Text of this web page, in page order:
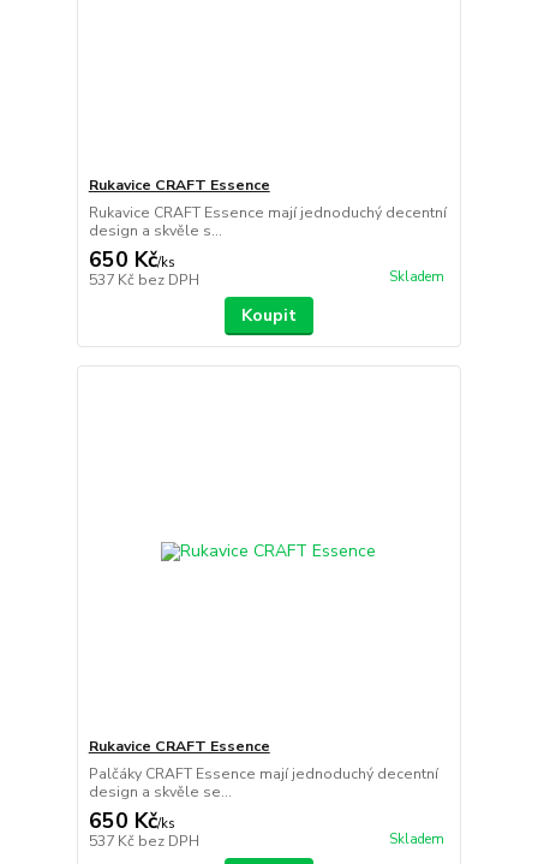
Rukavice CRAFT Essence
Rukavice CRAFT Essence mají jednoduchý decentní
design a skvěle s...
650 Kč/ks
537 Kč bez DPH Skladem
Koupit
Rukavice CRAFT Essence
Palčáky CRAFT Essence mají jednoduchý decentní
design a skvěle se...
650 Kč/ks
537 Kč bez DPH Skladem